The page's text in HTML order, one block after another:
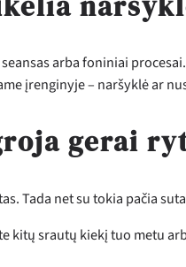
arba foniniai
įrenginyje – naršyklė ar
gerai
Tada net su tokia pačia
kitų srautų kiekį tuo metu